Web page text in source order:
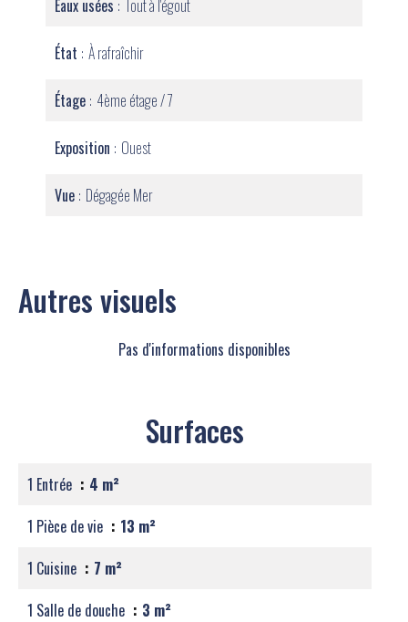
Eaux usées Tout à l'égout
État À rafraîchir
Étage 4ème étage / 7
Exposition Ouest
Vue Dégagée Mer
Autres visuels
Pas d'informations disponibles
Surfaces
1 Entrée
4 m²
1 Pièce de vie
13 m²
1 Cuisine
7 m²
1 Salle de douche
3 m²